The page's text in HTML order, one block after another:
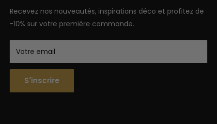
Semaine : 9h-18h | Week-end 9h-12h
Recevez nos nouveautés, inspirations déco et profitez de
-10% sur votre première commande.
Votre email
S'inscrire